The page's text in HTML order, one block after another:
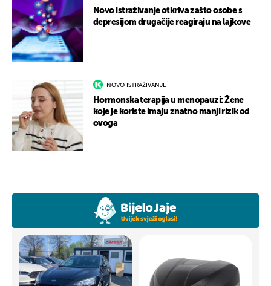
Novo istraživanje otkriva zašto osobe s
depresijom drugačije reagiraju na lajkove
NOVO ISTRAŽIVANJE
Hormonska terapija u menopauzi: Žene
koje je koriste imaju znatno manji rizik od
ovoga